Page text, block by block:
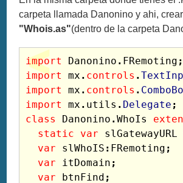
carpeta llamada Danonino y ahi,
"Whois.as"(dentro de la carpeta
import Danonino . FRemoting ;
import
mx . controls .
import
mx . controls .
import
mx . utils . Delegate ;
class
Danonino .WhoIs
static
var slGatewayURL
var
slWhoIS : FRemoting ;
var
itDomain ;
var
btnFind ;